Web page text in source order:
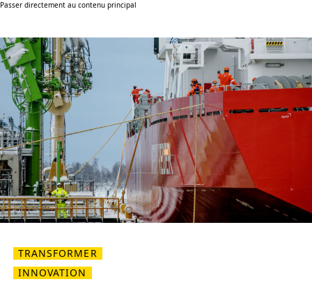
Passer directement au contenu principal
TRANSFORMER
INNOVATION